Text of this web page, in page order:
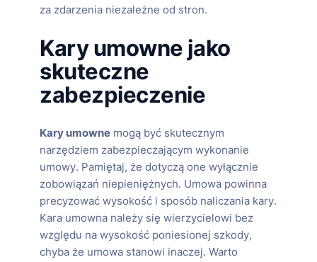
za zdarzenia niezależne od stron.
Kary umowne jako
skuteczne
zabezpieczenie
Kary umowne mogą być skutecznym
narzędziem zabezpieczającym wykonanie
umowy. Pamiętaj, że dotyczą one wyłącznie
zobowiązań niepieniężnych. Umowa powinna
precyzować wysokość i sposób naliczania kary.
Kara umowna należy się wierzycielowi bez
względu na wysokość poniesionej szkody,
chyba że umowa stanowi inaczej. Warto